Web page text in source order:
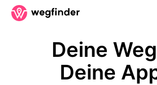
Deine
Deine